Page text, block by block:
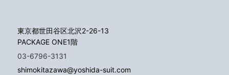
東京都世田谷区北沢2-26-13
PACKAGE ONE1階
03-6796-3131
shimokitazawa@yoshida-suit.com